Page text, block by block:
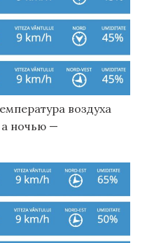
воздуха
а ночью —